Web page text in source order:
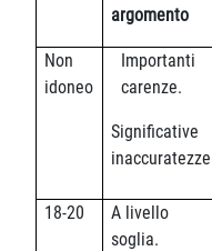
argomento
Non
idoneo
Importanti
carenze.
Significative
inaccuratezze
18-20
A livello
soglia.